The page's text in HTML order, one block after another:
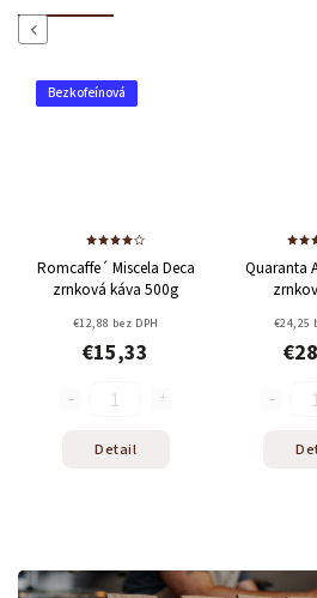
Previous
Miscela Deca
káva 500g
€12,88 bez DPH
Quaranta Arabica 1kg
zrnková káva
€24,25 bez DPH